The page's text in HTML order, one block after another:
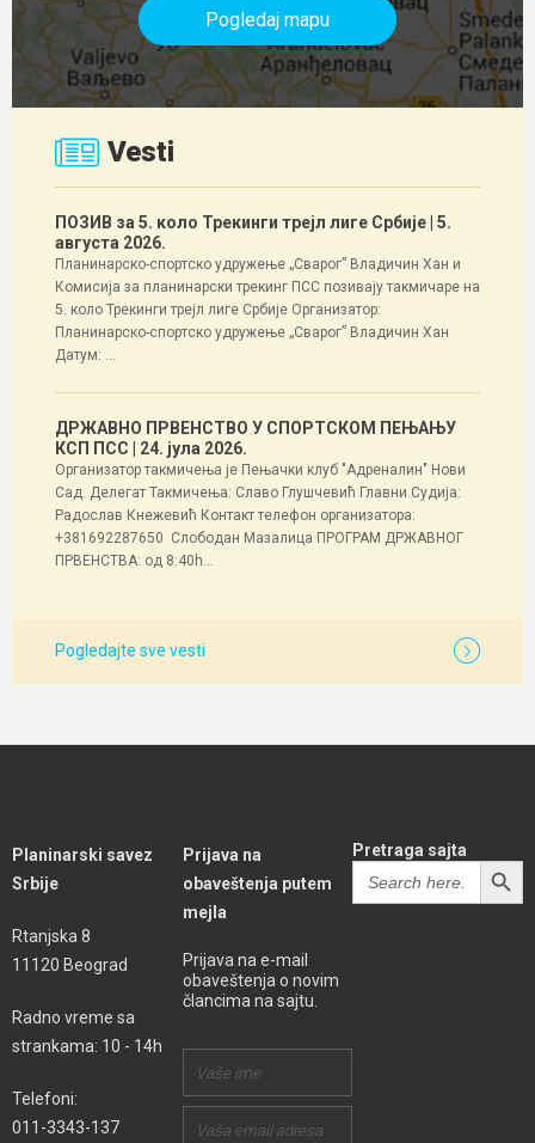
Pogledaj mapu
Vesti
ПОЗИВ за 5. коло Трекинги трејл лиге Србије | 5.
августа 2026.
Планинарско-спортско удружење „Сварог” Владичин Хан и
Комисија за планинарски трекинг ПСС позивају такмичаре на
5. коло Трекинги трејл лиге Србије Организатор:
Планинарско-спортско удружење „Сварог” Владичин Хан
Датум: ...
ДРЖАВНО ПРВЕНСТВО У СПОРТСКОМ ПЕЊАЊУ
КСП ПСС
| 24. јула 2026.
Организатор такмичења је Пењачки клуб "Адреналин" Нови
Сад. Делегат Такмичења: Славо Глушчевић Главни Судија:
Радослав Кнежевић Контакт телефон организатора:
+381692287650 Слободан Мазалица ПРОГРАМ ДРЖАВНОГ
ПРВЕНСТВА: од 8:40h...
Pogledajte sve vesti
Planinarski savez
Srbije
Rtanjska 8
11120 Beograd
Radno vreme sa
strankama: 10 - 14h
Telefoni:
011-3343-137
Prijava na
obaveštenja putem
mejla
Prijava na e-mail
obaveštenja o novim
člancima na sajtu.
Pretraga sajta
Search
for:
SEARCH